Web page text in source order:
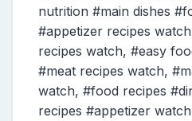
nutrition #main dishes
#appetizer recipes
recipes watch, #easy
#meat recipes watch,
watch, #food recipes
recipes #appetizer